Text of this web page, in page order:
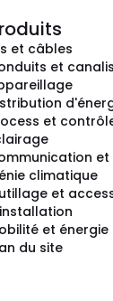
et câbles
et
et
climatique
et
et
du site